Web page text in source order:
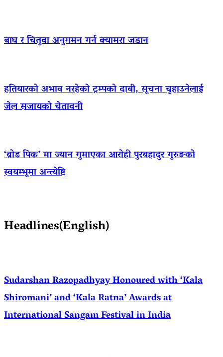
बाघ र चितुवा अनुगमन गर्न क्यामरा जडान
हतियारको अभाव नरहेको ट्रम्पको दाबी, सूचना चुहाउनेलाई
जेल सजायको चेतावनी
‘ब्रोड पिक’ मा ज्यान गुमाएका आराेही पुरबहादुर गुरुङको
स्वयम्भूमा अन्त्येष्टि
Headlines(English)
Sudarshan Razopadhyay Honoured with ‘Kala
Shiromani’ and ‘Kala Ratna’ Awards at
International Sangam Festival in India